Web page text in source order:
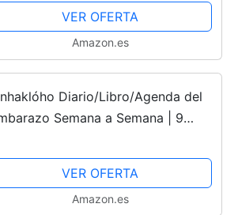
Consejos Ecografías -...
VER OFERTA
Amazon.es
Diario/Libro/Agenda del
Semana a Semana | 9
Te Esperaba, Álbum
para Fotos, Ecografías
VER OFERTA
Amazon.es